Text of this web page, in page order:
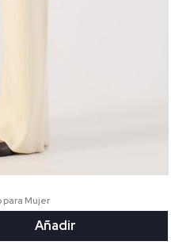
para Mujer
Añadir